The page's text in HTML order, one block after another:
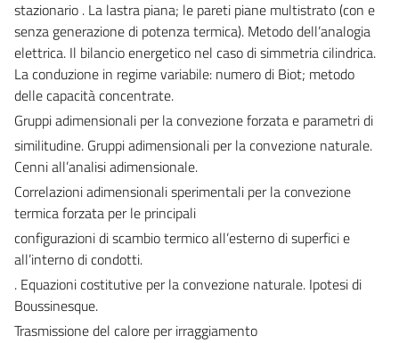
stazionario . La lastra piana; le pareti piane multistrato (con e
senza generazione di potenza termica). Metodo dell’analogia
elettrica. Il bilancio energetico nel caso di simmetria cilindrica.
La conduzione in regime variabile: numero di Biot; metodo
delle capacità concentrate.
Gruppi adimensionali per la convezione forzata e parametri di
similitudine. Gruppi adimensionali per la convezione naturale.
Cenni all’analisi adimensionale.
Correlazioni adimensionali sperimentali per la convezione
termica forzata per le principali
configurazioni di scambio termico all’esterno di superfici e
all’interno di condotti.
. Equazioni costitutive per la convezione naturale. Ipotesi di
Boussinesque.
Trasmissione del calore per irraggiamento